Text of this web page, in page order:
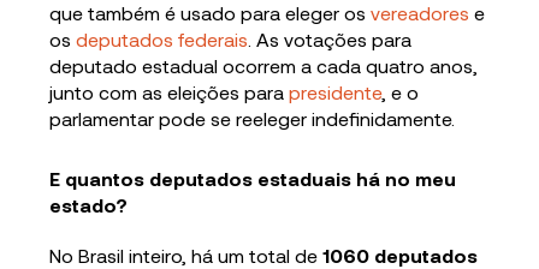
que também é usado para eleger osvereadores e
osdeputados federais . As votações para
deputado estadual ocorrem a cada quatro anos,
junto com as eleições parapresidente, e o
parlamentar pode se reeleger indefinidamente.
E quantos deputados estaduais há no meu
estado?
No Brasil inteiro, há um total de1060 deputados